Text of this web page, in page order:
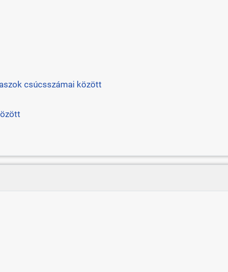
csúcsszámai között